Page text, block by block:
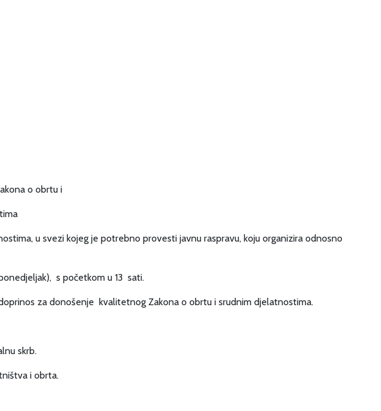
o obrtu i
u svezi kojeg je potrebno provesti javnu raspravu, koju organizira odnosno
s početkom u 13 sati.
za donošenje kvalitetnog Zakona o obrtu i srudnim djelatnostima.
invalidsku i socijalnu skrb.
i obrta.